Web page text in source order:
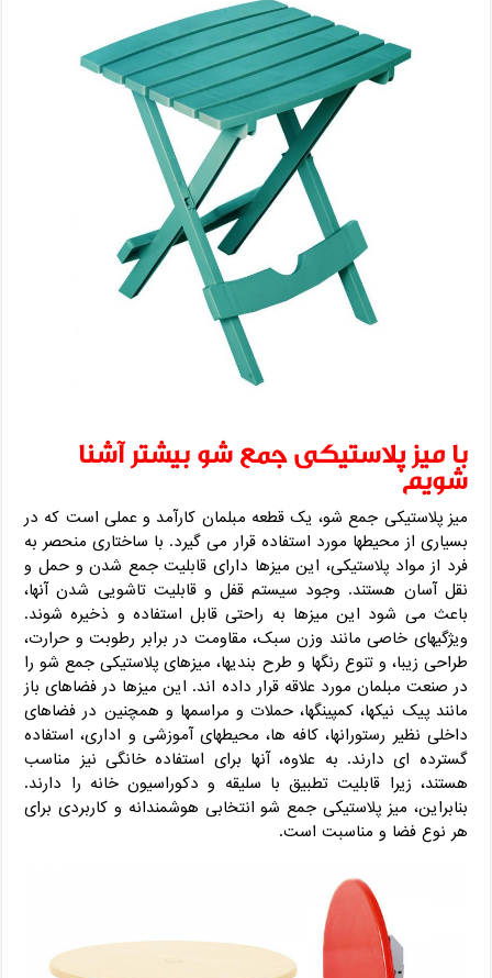
با میز پلاستیکی جمع شو بیشتر آشنا
شویم
میز پلاستیکی جمع شو، یک قطعه مبلمان کارآمد و عملی است که در
بسیاری از محیطها مورد استفاده قرار می‌ گیرد. با ساختاری منحصر به
فرد از مواد پلاستیکی، این میزها دارای قابلیت جمع‌ شدن و حمل و
نقل آسان هستند. وجود سیستم قفل و قابلیت تاشویی شدن آنها،
باعث می‌ شود این میزها به راحتی قابل استفاده و ذخیره شوند.
ویژگیهای خاصی مانند وزن سبک، مقاومت در برابر رطوبت و حرارت،
طراحی زیبا، و تنوع رنگها و طرح‌ بندیها، میزهای پلاستیکی جمع شو را
در صنعت مبلمان مورد علاقه قرار داده‌ اند. این میزها در فضاهای باز
مانند پیک‌ نیکها، کمپینگها، حملات و مراسمها و همچنین در فضاهای
داخلی نظیر رستورانها، کافه‌ ها، محیطهای آموزشی و اداری، استفاده
گسترده‌ ای دارند. به علاوه، آنها برای استفاده خانگی نیز مناسب
هستند، زیرا قابلیت تطبیق با سلیقه و دکوراسیون خانه را دارند.
بنابراین، میز پلاستیکی جمع شو انتخابی هوشمندانه و کاربردی برای
هر نوع فضا و مناسبت است.